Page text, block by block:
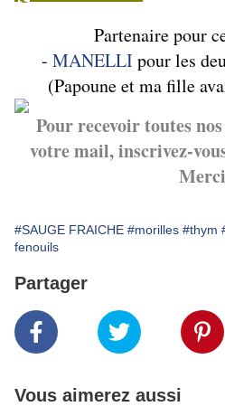
Partenaire pour
- MANELLIpour les
(Papoune et ma fille
Pour recevoir toutes
votre mail, inscrivez-
Merci
#SAUGE FRAICHE #morilles #thym
fenouils
Partager
Vous aimerez aussi